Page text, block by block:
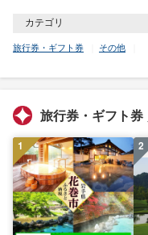
カテゴリ
旅行券・ギフト券 その他
旅行券・ギフト券
1 2